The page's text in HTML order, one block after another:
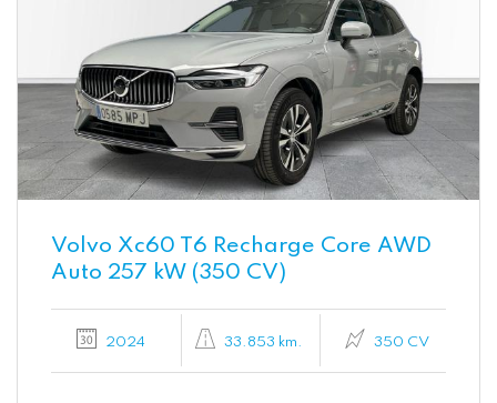
Volvo Xc60 T6 Recharge Core AWD
Auto 257 kW (350 CV)
2024 33.853 km. 350 CV